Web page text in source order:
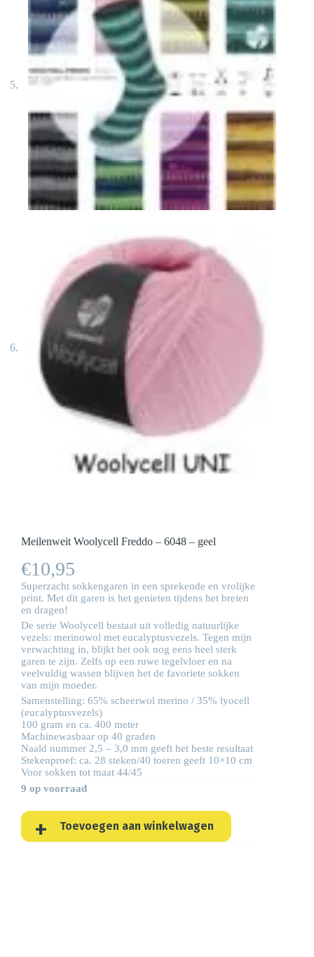
Meilenweit Woolycell Freddo – 6048 – geel
€10,95
Superzacht sokkengaren in een sprekende en vrolijke
print. Met dit garen is het genieten tijdens het breien
en dragen!
De serie Woolycell bestaat uit volledig natuurlijke
vezels: merinowol met eucalyptusvezels. Tegen mijn
verwachting in, blijkt het ook nog eens heel sterk
garen te zijn. Zelfs op een ruwe tegelvloer en na
veelvuldig wassen blijven het de favoriete sokken
van mijn moeder.
Samenstelling: 65% scheerwol merino / 35% lyocell
(eucalyptusvezels)
100 gram en ca. 400 meter
Machinewasbaar op 40 graden
Naald nummer 2,5 – 3,0 mm geeft het beste resultaat
Stekenproef: ca. 28 steken/40 toeren geeft 10×10 cm
Voor sokken tot maat 44/45
9 op voorraad
Toevoegen aan winkelwagen